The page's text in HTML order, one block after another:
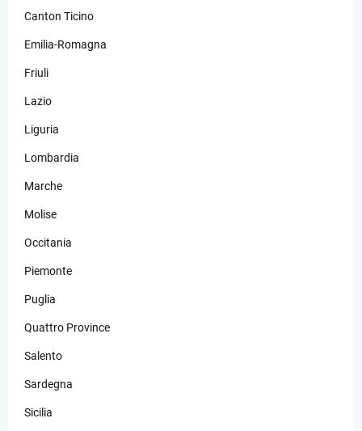
Canton Ticino
Emilia-Romagna
Friuli
Lazio
Liguria
Lombardia
Marche
Molise
Occitania
Piemonte
Puglia
Quattro Province
Salento
Sardegna
Sicilia